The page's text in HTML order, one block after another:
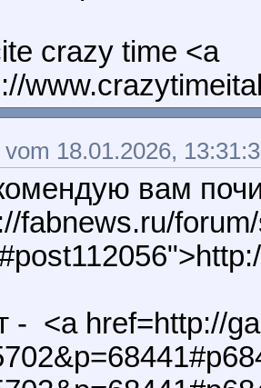
crazy time <a
18.01.2026,
вам
fabnews.ru/
- <a href=http://